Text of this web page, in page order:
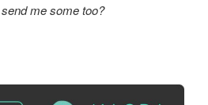
me some too?